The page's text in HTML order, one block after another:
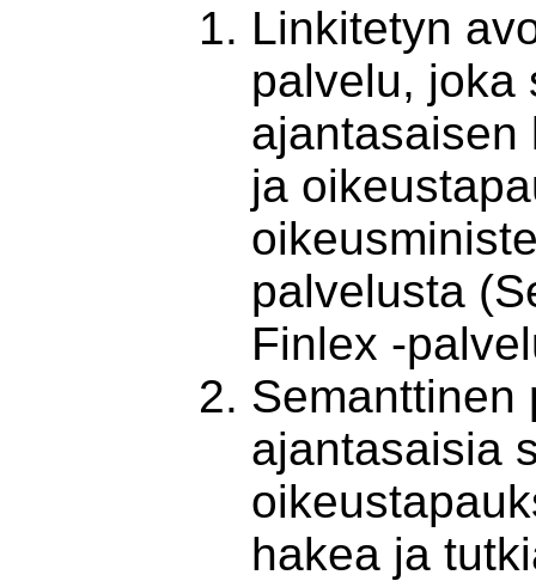
Linkitetyn
palvelu, joka
ajantasaisen
ja
palvelusta
Finlex -
Semanttinen
ajantasaisia
hakea ja